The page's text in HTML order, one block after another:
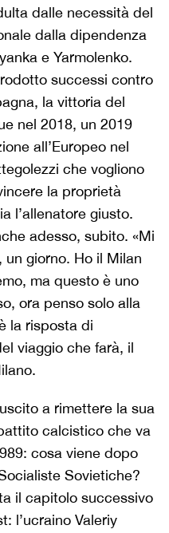
dalle necessità del
dalla dipendenza
e Yarmolenko.
successi contro
la vittoria del
nel 2018, un 2019
all’Europeo nel
che vogliono
la proprietà
l’allenatore giusto.
adesso, subito. «Mi
giorno. Ho il Milan
ma questo è uno
ora penso solo alla
la risposta di
viaggio che farà, il
a rimettere la sua
calcistico che va
cosa viene dopo
Sovietiche?
il capitolo successivo
l’ucraino Valeriy